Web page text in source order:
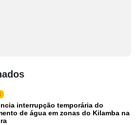
interrupção temporária do
de água em zonas do Kilamba na